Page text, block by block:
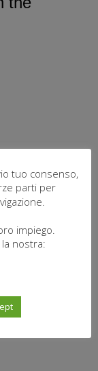
tuo consenso,
parti per
impiego.
nostra: